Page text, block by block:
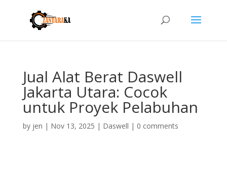
Jual Alat Berat Daswell
Jakarta Utara: Cocok
untuk Proyek Pelabuhan
by jen | Nov 13, 2025 | Daswell | 0 comments